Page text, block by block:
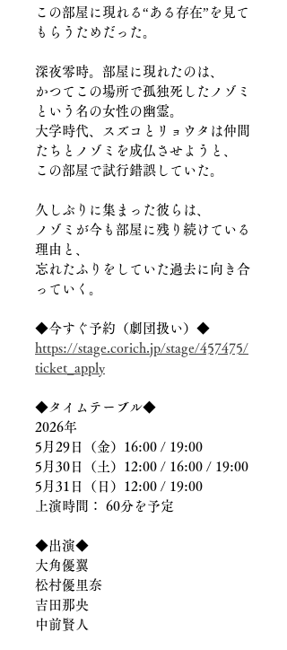
この部屋に現れる“ある存在”を見て
もらうためだった。
深夜零時。部屋に現れたのは、
かつてこの場所で孤独死したノゾミ
という名の女性の幽霊。
大学時代、スズコとリョウタは仲間
たちとノゾミを成仏させようと、
この部屋で試行錯誤していた。
久しぶりに集まった彼らは、
ノゾミが今も部屋に残り続けている
理由と、
忘れたふりをしていた過去に向き合
っていく。
◆今すぐ予約（劇団扱い）◆
https://stage.corich.jp/stage/457475/
ticket_apply
◆タイムテーブル◆
2026年
5月29日（金）16:00 / 19:00
5月30日（土）12:00 / 16:00 / 19:00
上演時間： 60分を予定
◆出演◆
大角優翼
松村優里奈
吉田那央
中前賢人